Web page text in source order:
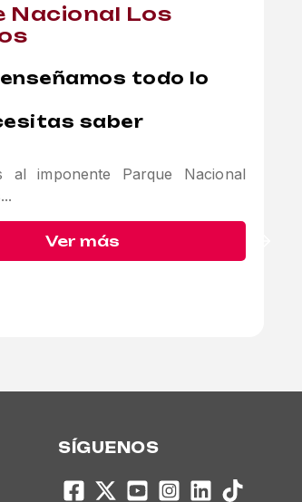
Nacional Los
todo lo
saber
al imponente Parque Nacional
Ver más
SÍGUENOS